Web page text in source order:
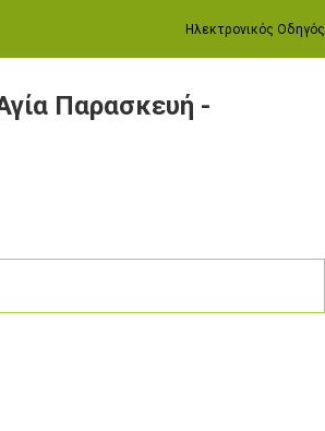
Ηλεκτρονικός Οδηγός
Παρασκευή -